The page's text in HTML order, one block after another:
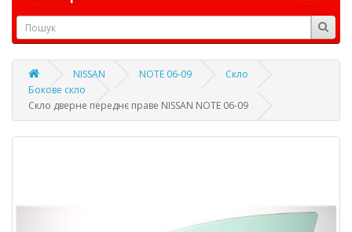
NISSAN NOTE 06-09
Скло
Бокове скло
Скло дверне переднє праве NISSAN NOTE 06-09